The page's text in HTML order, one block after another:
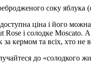
соку яблука
ціна і його
і солодке Moscato. А
кермом та всіх, хто
до «солодкого